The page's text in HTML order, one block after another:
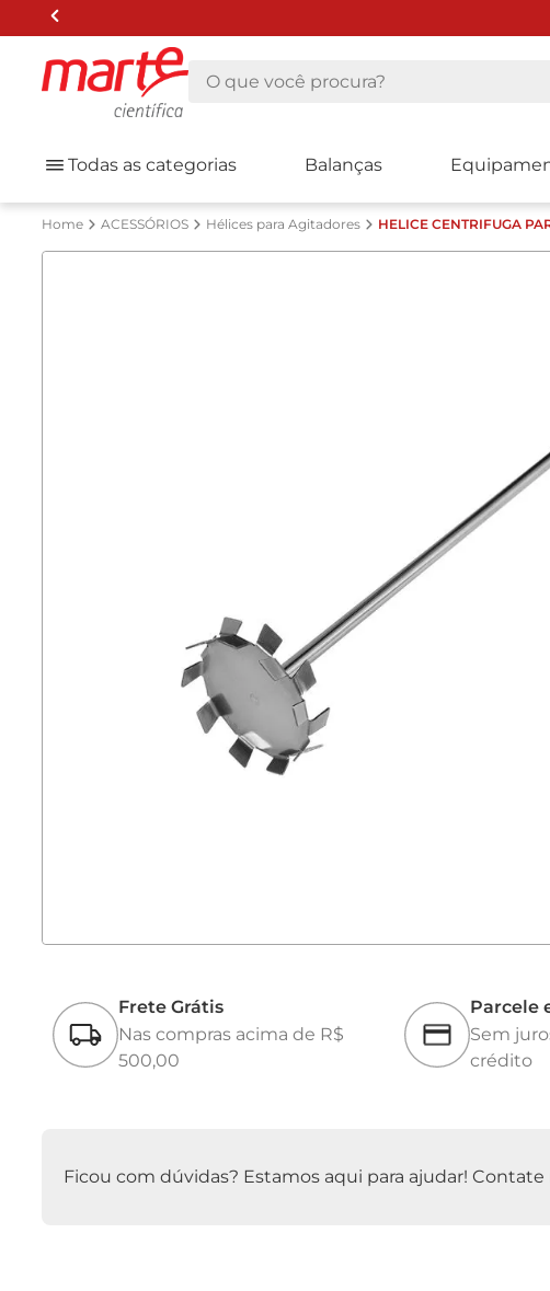
O que você procura?
Todas as categorias Balanças
ACESSÓRIOS Hélices para Agitadores HELICE CENTRIFUGA
Frete Grátis
Nas compras acima de R$
500,00
Parcele
Sem
crédito
Ficou com dúvidas? Estamos aqui para ajudar!